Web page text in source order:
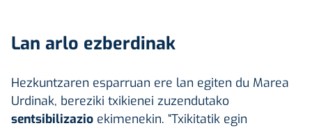
Lan arlo ezberdinak
Hezkuntzaren esparruan ere lan egiten du Marea
Urdinak, bereziki txikienei zuzendutako
sentsibilizazio ekimenekin. “Txikitatik egin